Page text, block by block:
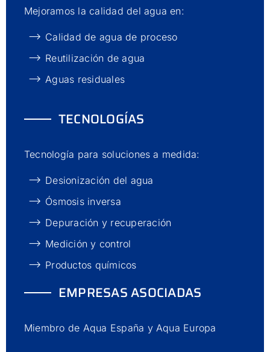
Mejoramos la calidad del agua en:
Calidad de agua de proceso
Reutilización de agua
Aguas residuales
TECNOLOGÍAS
Tecnología para soluciones a medida:
Desionización del agua
Ósmosis inversa
Depuración y recuperación
Medición y control
Productos químicos
EMPRESAS ASOCIADAS
Miembro de Aqua España y Aqua Europa